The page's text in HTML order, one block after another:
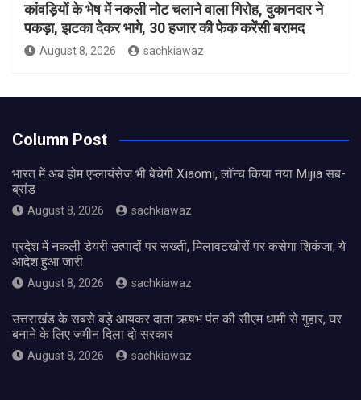
कांवड़ियों के भेष में नकली नोट चलाने वाला गिरोह, दुकानदार ने
पकड़ा, झटका देकर भागे, 30 हजार की फेक करेंसी बरामद
August 8, 2026 sachkiawaz
Column Post
भारत में अब होम एप्लायंसेज भी बेचेगी Xiaomi, लॉन्च किया नया Mijia सब-
ब्रांड
August 8, 2026 sachkiawaz
प्रदेश में नकली डेयरी उत्पादों पर सख्ती, मिलावटखोरों पर कसेगा शिकंजा, ये
आदेश हुआ जारी
August 8, 2026 sachkiawaz
उत्तराखंड के सबसे बड़े आयकर दाता ऋषभ पंत की सीएम धामी से गुहार, घर
बनाने के लिए जमीन दिला दो सरकार
August 8, 2026 sachkiawaz